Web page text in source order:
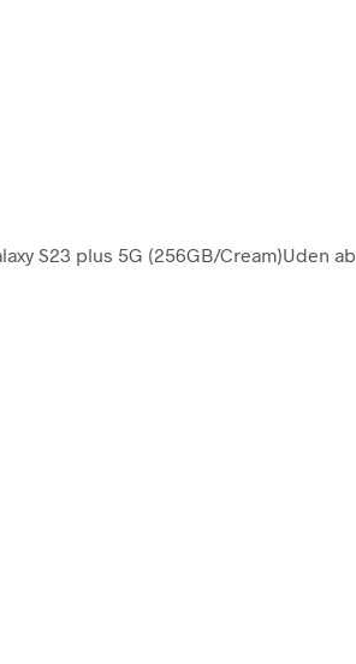
S23 plus 5G (256GB/Cream)Uden